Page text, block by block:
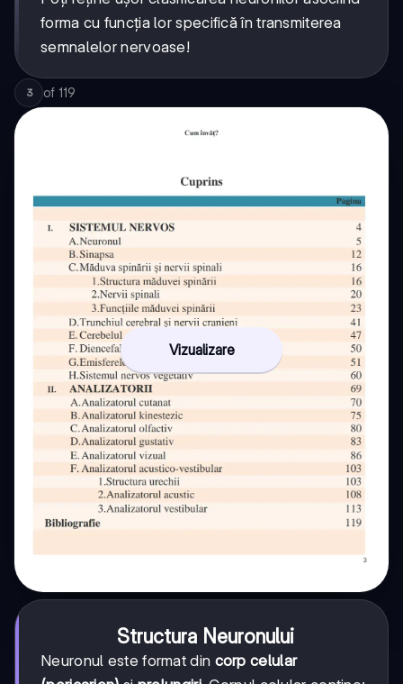
forma cu funcția lor specifică în transmiterea
semnalelor nervoase!
3 of 119
Vizualizare
Structura Neuronului
Neuronul este format din corp celular